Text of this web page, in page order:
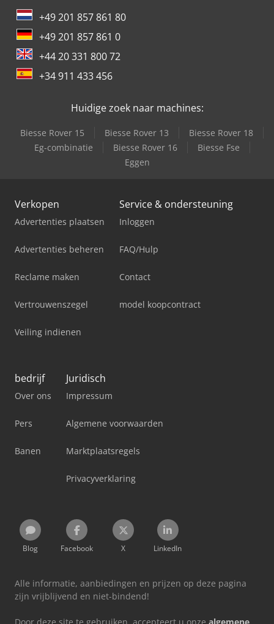
+49 201 857 861 80
+49 201 857 861 0
+44 20 331 800 72
+34 911 433 456
Huidige zoek naar machines:
Biesse Rover 15 Biesse Rover 13
Biesse Rover 18
Eg-combinatie
Biesse Rover 16
Biesse Fse
Eggen
Verkopen
Advertenties plaatsen
Advertenties beheren
Reclame maken
Vertrouwenszegel
Veiling indienen
Service & ondersteuning
Inloggen
FAQ/Hulp
Contact
model koopcontract
bedrijf
Over ons
Pers
Banen
Juridisch
Impressum
Algemene voorwaarden
Marktplaatsregels
Privacyverklaring
Blog Facebook X LinkedIn
Alle informatie, aanbiedingen en prijzen op deze pagina
zijn vrijblijvend en niet-bindend!